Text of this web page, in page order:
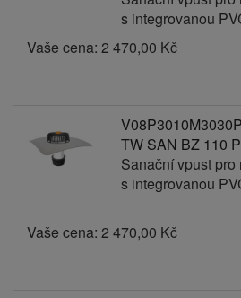
s integrovanou
Vaše cena: 2 470,00 Kč
TW SAN BZ 110
Sanační vpust
s integrovanou
Vaše cena: 2 470,00 Kč